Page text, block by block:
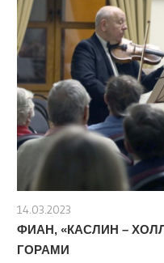
14.03.2023
ФИАН, «КАСЛИН –
ГОРАМИ